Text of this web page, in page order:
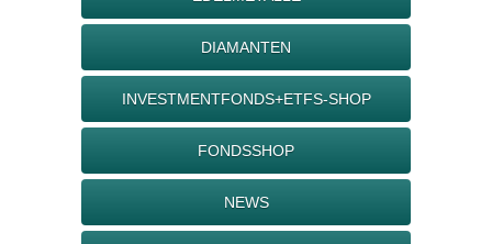
DIAMANTEN
INVESTMENTFONDS+ETFS-SHOP
FONDSSHOP
NEWS